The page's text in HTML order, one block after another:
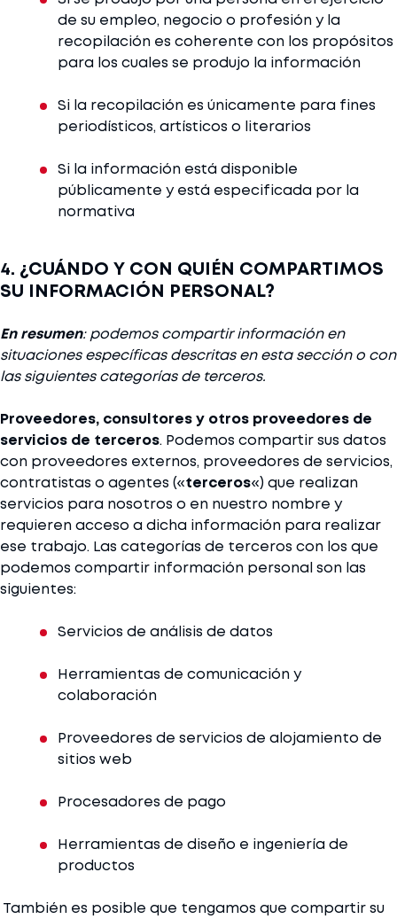
de su empleo, negocio o profesión y la
recopilación es coherente con los propósitos
para los cuales se produjo la información
Si la recopilación es únicamente para fines
periodísticos, artísticos o literarios
Si la información está disponible
públicamente y está especificada por la
normativa
4. ¿CUÁNDO Y CON QUIÉN COMPARTIMOS
SU INFORMACIÓN PERSONAL?
En resumen: podemos compartir información en
situaciones específicas descritas en esta sección o con
las siguientes categorías de terceros.
Proveedores, consultores y otros proveedores de
servicios de terceros. Podemos compartir sus datos
con proveedores externos, proveedores de servicios,
contratistas o agentes («terceros«) que realizan
servicios para nosotros o en nuestro nombre y
requieren acceso a dicha información para realizar
ese trabajo. Las categorías de terceros con los que
podemos compartir información personal son las
siguientes:
Servicios de análisis de datos
Herramientas de comunicación y
colaboración
Proveedores de servicios de alojamiento de
sitios web
Procesadores de pago
Herramientas de diseño e ingeniería de
productos
También es posible que tengamos que compartir su